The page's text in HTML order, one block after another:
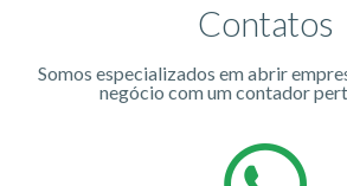
Contatos
Somos especializados em abrir
negócio com um contador